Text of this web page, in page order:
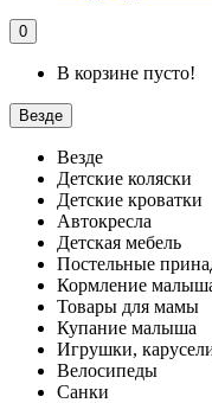
0
В корзине пусто!
Везде
Везде
Детские коляски
Детские кроватки
Автокресла
Детская мебель
Постельные
Кормление
Товары для мамы
Купание малыша
Игрушки,
Велосипеды
Санки